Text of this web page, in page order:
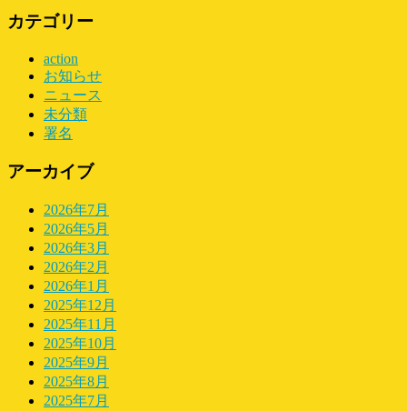
カテゴリー
action
お知らせ
ニュース
未分類
署名
アーカイブ
2026年7月
2026年5月
2026年3月
2026年2月
2026年1月
2025年12月
2025年11月
2025年10月
2025年9月
2025年8月
2025年7月